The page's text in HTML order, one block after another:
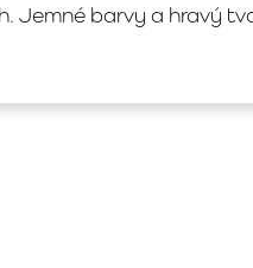
Jemné barvy a hravý